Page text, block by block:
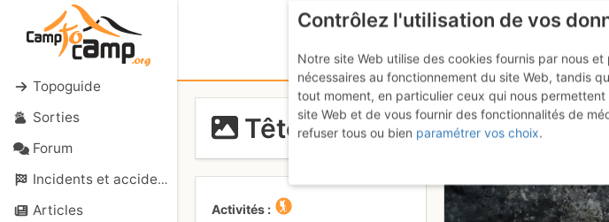
Topoguide
Sorties
Forum
Incidents et accidents
Articles
Tête de Lassy - la Laiteuse
Activités
Contrôlez l'utilisation de vos
Notre site Web utilise des cookies fournis par nous
nécessaires au fonctionnement du site Web, tandis
tout moment, en particulier ceux qui nous
site Web et de vous fournir des fonctionnalités de
refuser tous ou bien paramétrer vos choix.